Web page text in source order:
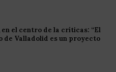
en el centro de la críticas: “El
de Valladolid es un proyecto